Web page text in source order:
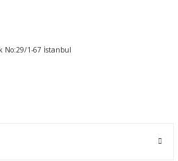
No:29/1-67 İstanbul